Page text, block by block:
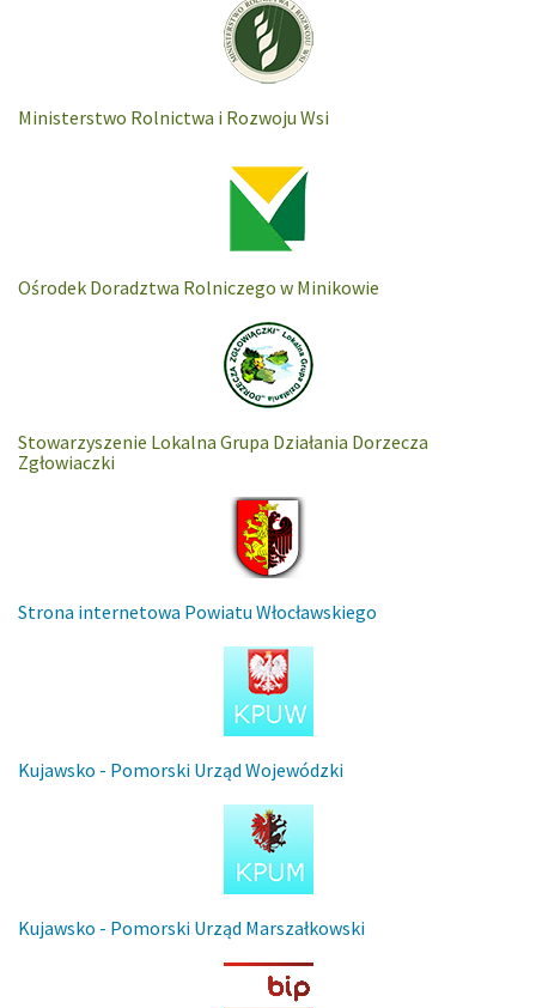
Ministerstwo Rolnictwa i Rozwoju Wsi
Ośrodek Doradztwa Rolniczego w Minikowie
Stowarzyszenie Lokalna Grupa Działania Dorzecza
Zgłowiaczki
Strona internetowa Powiatu Włocławskiego
Kujawsko - Pomorski Urząd Wojewódzki
Kujawsko - Pomorski Urząd Marszałkowski